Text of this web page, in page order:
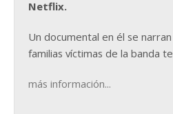
Netflix.
Un documental en él se
familias víctimas de la banda
más información...